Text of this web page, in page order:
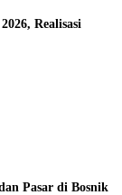
Realisasi
Pasar di Bosnik